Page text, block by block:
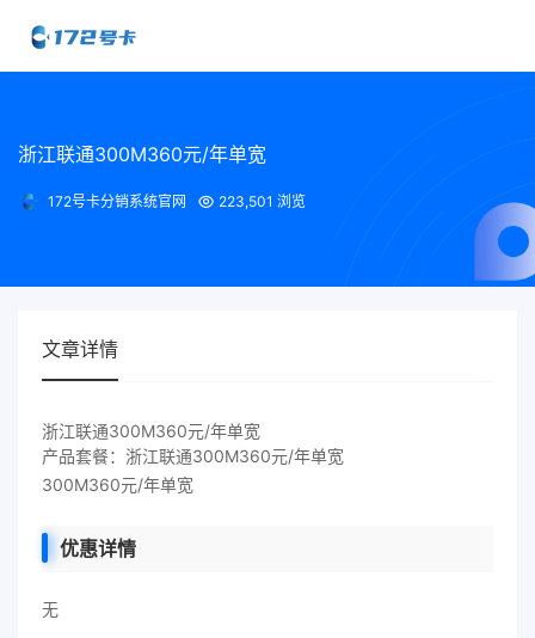
浙江联通300M360元/年单宽
172号卡分销系统官网 223,501 浏览
文章详情
浙江联通300M360元/年单宽
产品套餐：浙江联通300M360元/年单宽
300M360元/年单宽
优惠详情
无